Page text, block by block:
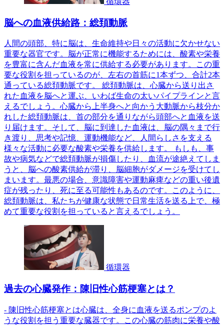
脳への血液供給路：総頚動脈
人間の頭部、特に脳は、生命維持や日々の活動に欠かせない
重要な器官です。脳が正常に機能するためには、酸素や栄養
を豊富に含んだ血液を常に供給する必要があります。この重
要な役割を担っているのが、左右の首筋に1本ずつ、合計2本
通っている総頚動脈です。 総頚動脈は、心臓から送り出さ
れた血液を脳へと運ぶ、いわば生命の太いパイプラインと言
えるでしょう。心臓から上半身へと向かう大動脈から枝分か
れした総頚動脈は、首の部分を通りながら頭部へと血液を送
り届けます。そして、脳に到達した血液は、脳の隅々まで行
き渡り、思考や記憶、運動機能など、人間らしさを支える
様々な活動に必要な酸素や栄養を供給します。 もしも、事
故や病気などで総頚動脈が損傷したり、血流が途絶えてしま
うと、脳への酸素供給が滞り、脳細胞がダメージを受けてし
まいます。最悪の場合、意識障害や運動麻痺などの重い後遺
症が残ったり、死に至る可能性もあるのです。このように、
総頚動脈は、私たちが健康な状態で日常生活を送る上で、極
めて重要な役割を担っていると言えるでしょう。
循環器
過去の心臓発作：陳旧性心筋梗塞とは？
- 陳旧性心筋梗塞とは心臓は、全身に血液を送るポンプのよ
うな役割を担う重要な臓器です。この心臓の筋肉に栄養や酸